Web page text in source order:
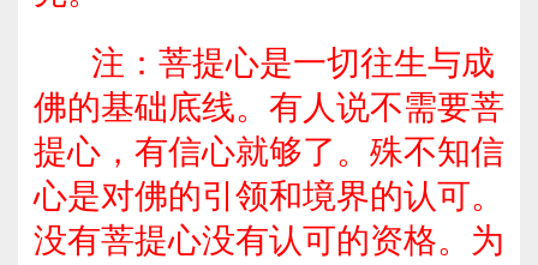
注：菩提心是一切往生与成
佛的基础底线。有人说不需要菩
提心，有信心就够了。殊不知信
心是对佛的引领和境界的认可。
没有菩提心没有认可的资格。为